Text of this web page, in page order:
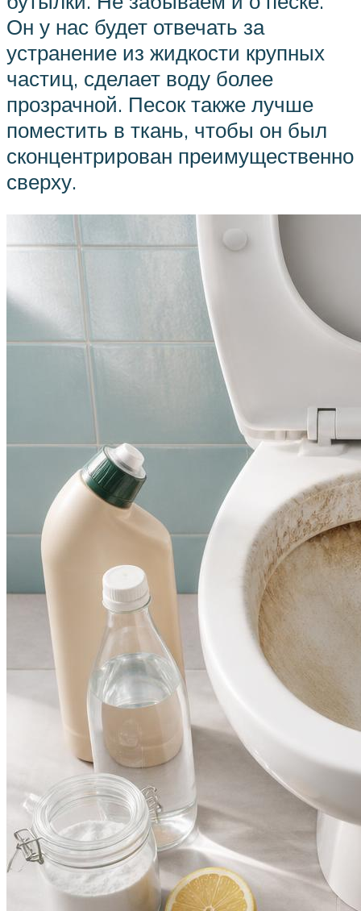
Он у нас будет отвечать за
устранение из жидкости крупных
частиц, сделает воду более
прозрачной. Песок также лучше
поместить в ткань, чтобы он был
сконцентрирован преимущественно
сверху.